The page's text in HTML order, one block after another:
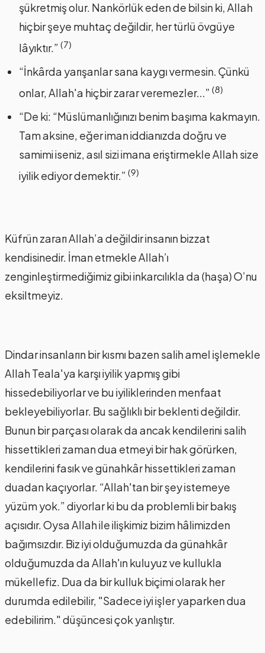
şükretmiş olur. Nankörlük eden de bilsin ki, Allah
hiçbir şeye muhtaç değildir, her türlü övgüye
lâyıktır.” (7)
“İnkârda yarışanlar sana kaygı vermesin. Çünkü
onlar, Allah'a hiçbir zarar veremezler...” (8)
“De ki: “Müslümanlığınızı benim başıma kakmayın.
Tam aksine, eğer iman iddianızda doğru ve
samimi iseniz, asıl sizi imana eriştirmekle Allah size
iyilik ediyor demektir.” (9)
Küfrün zararı Allah’a değildir insanın bizzat
kendisinedir. İman etmekle Allah’ı
zenginleştirmediğimiz gibi inkarcılıkla da (haşa) O’nu
eksiltmeyiz.
Dindar insanların bir kısmı bazen salih amel işlemekle
Allah Teala'ya karşı iyilik yapmış gibi
hissedebiliyorlar ve bu iyiliklerinden menfaat
bekleyebiliyorlar. Bu sağlıklı bir beklenti değildir.
Bunun bir parçası olarak da ancak kendilerini salih
hissettikleri zaman dua etmeyi bir hak görürken,
kendilerini fasık ve günahkâr hissettikleri zaman
duadan kaçıyorlar. “Allah'tan bir şey istemeye
yüzüm yok.” diyorlar ki bu da problemli bir bakış
açısıdır. Oysa Allah ile ilişkimiz bizim hâlimizden
bağımsızdır. Biz iyi olduğumuzda da günahkâr
olduğumuzda da Allah'ın kuluyuz ve kullukla
mükellefiz. Dua da bir kulluk biçimi olarak her
durumda edilebilir, "Sadece iyi işler yaparken dua
edebilirim." düşüncesi çok yanlıştır.